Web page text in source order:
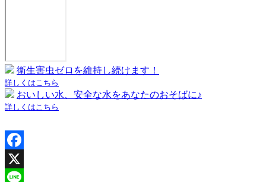
衛生害虫ゼロを維持し続けます！
詳しくはこちら
おいしい水、安全な水をあなたのおそばに♪
詳しくはこちら